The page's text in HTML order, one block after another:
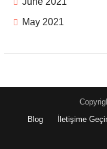
May 2021
Blog
İletişime